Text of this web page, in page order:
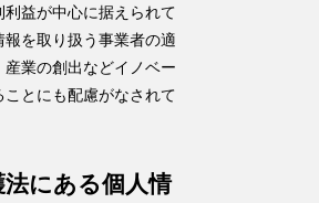
益が中心に据えられて
報を取り扱う事業者の適
業の創出などイノベー
とにも配慮がなされて
にある個人情